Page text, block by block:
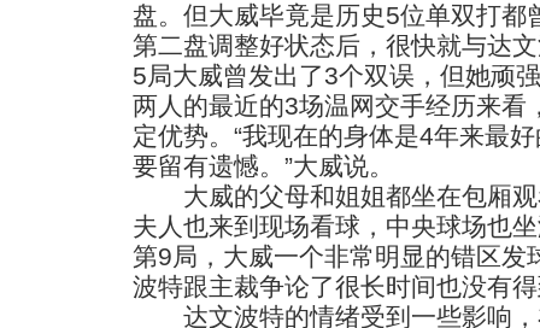
盘。但大威毕竟是历史5位单双打都
第二盘调整好状态后，很快就与达
5局大威曾发出了3个双误，但她顽
两人的最近的3场温网交手经历来看
定优势。“我现在的身体是4年来最
要留有遗憾。”大威说。
大威的父母和姐姐都坐在包厢观
夫人也来到现场看球，中央球场也
第9局，大威一个非常明显的错区发
波特跟主裁争论了很长时间也没有
达文波特的情绪受到一些影响，